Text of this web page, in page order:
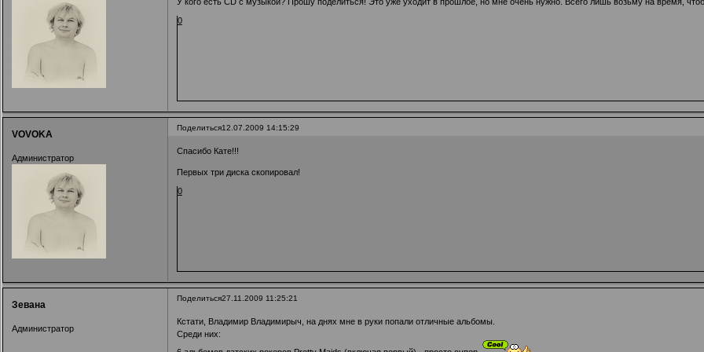
0
Поделиться12.07.2009 14:15:29
VOVOKA
Администратор
Спасибо Кате!!!
Первых три диска скопировал!
0
Поделиться27.11.2009 11:25:21
Зевана
Администратор
Кстати, Владимир Владимирыч, на днях мне в руки попали отличные альбомы.
Среди них: